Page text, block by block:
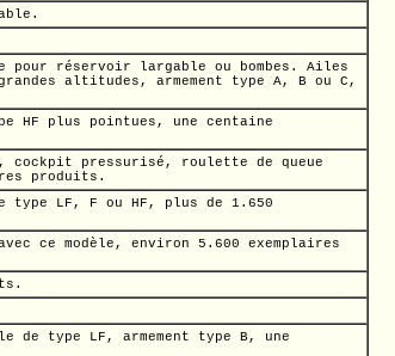
pour réservoir largable ou bombes. Ailes
altitudes, armement type A, B ou C,
plus pointues, une centaine
cockpit pressurisé, roulette de queue
produits.
type LF, F ou HF, plus de 1.650
ce modèle, environ 5.600 exemplaires
de type LF, armement type B, une